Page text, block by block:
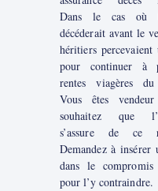
Dans le cas où
décéderait avant le
héritiers
pour continuer à
rentes viagères du
Vous êtes
souhaitez que
s’assure de ce
Demandez à insérer
dans le
pour l’y contraindre.